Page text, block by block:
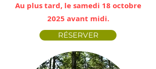
Au plus tard, le samedi 18 octobre
2025 avant midi.
RÉSERVER